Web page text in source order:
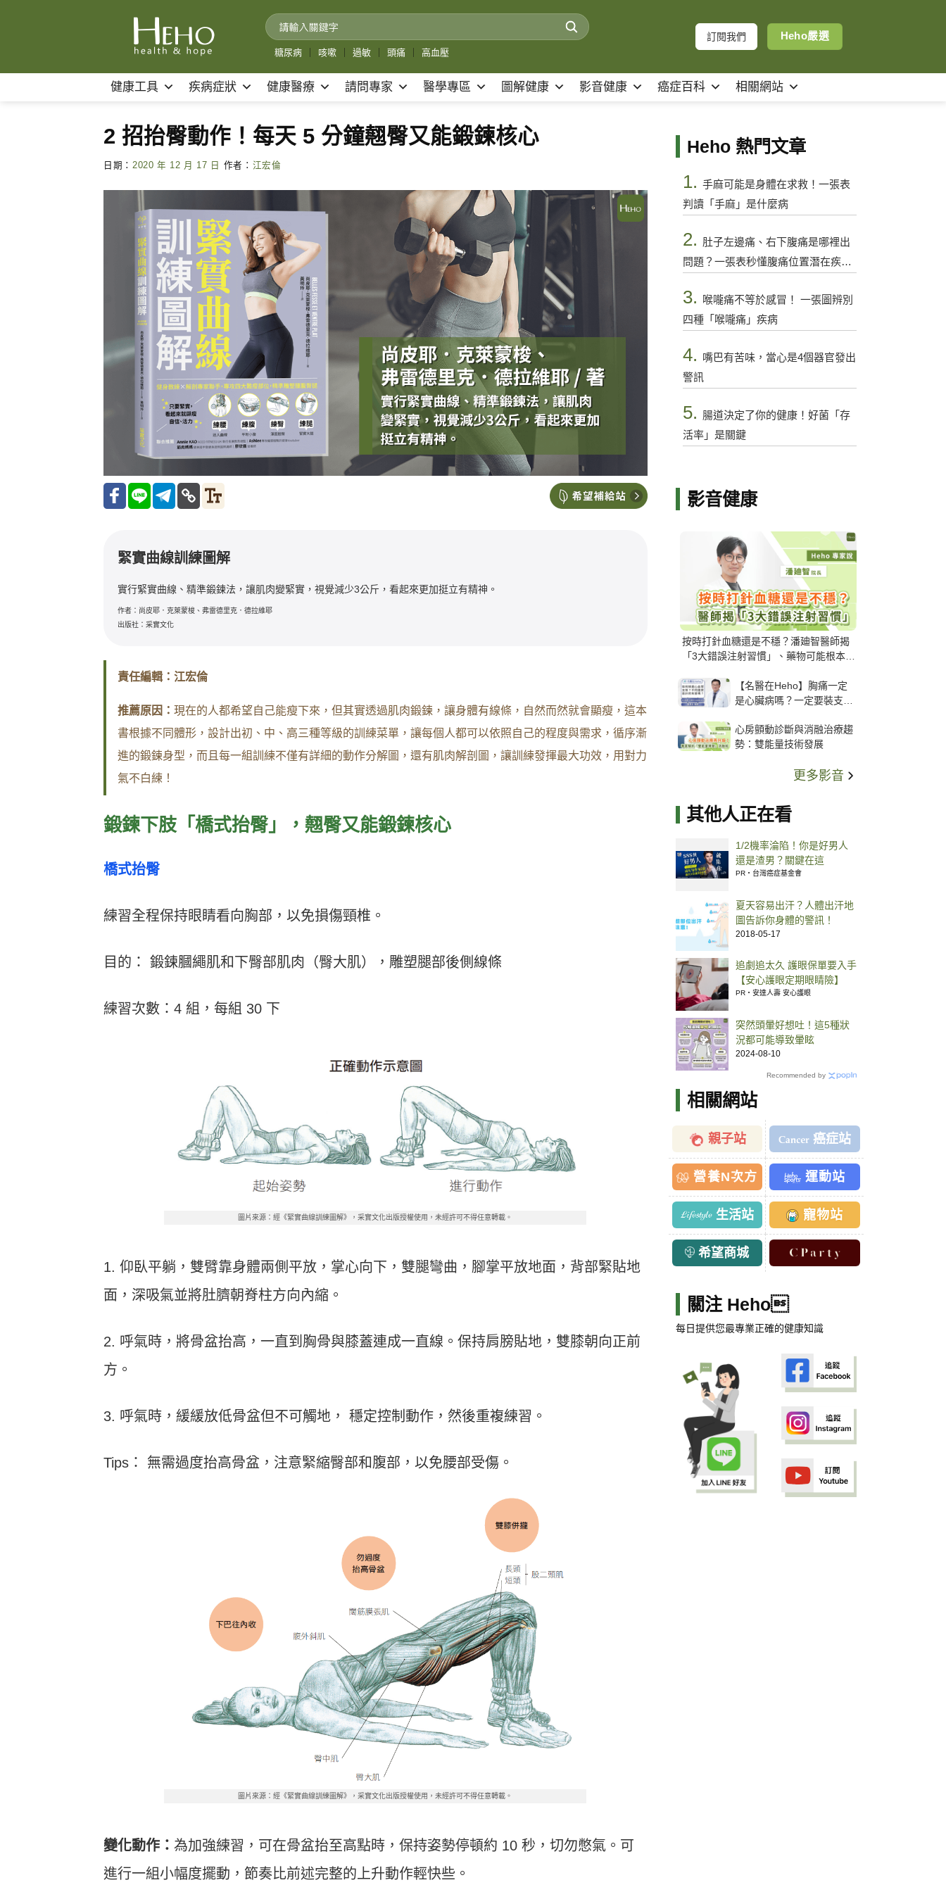
糖尿病 咳嗽 過敏 頭痛 高血壓
訂閱我們 Heho嚴選
健康工具 疾病症狀 健康醫療 請問專家 醫學專區 圖解健康 影音健康 癌症百科 相關網站
2 招抬臀動作！每天 5 分鐘翹臀又能鍛鍊核心
日期： 2020 年 12 月 17 日 作者： 江宏倫
緊實曲線訓練圖解
實行緊實曲線、精準鍛鍊法，讓肌肉變緊實，視覺減少3公斤，看起來更加挺立有精神。
作者：尚皮耶．克萊蒙梭、弗雷德里克．德拉維耶
出版社：采實文化
責任編輯：江宏倫
推薦原因： 現在的人都希望自己能瘦下來，但其實透過肌肉鍛鍊，讓身體有線條，自然而然就會顯瘦，這本
書根據不同體形，設計出初、中、高三種等級的訓練菜單，讓每個人都可以依照自己的程度與需求，循序漸
進的鍛鍊身型，而且每一組訓練不僅有詳細的動作分解圖，還有肌肉解剖圖，讓訓練發揮最大功效，用對力
氣不白練！
鍛鍊下肢「橋式抬臀」，翹臀又能鍛鍊核心
橋式抬臀
練習全程保持眼睛看向胸部，以免損傷頸椎。
目的： 鍛鍊膕繩肌和下臀部肌肉（臀大肌），雕塑腿部後側線條
練習次數：4 組，每組 30 下
圖片來源：經《緊實曲線訓練圖解》，采實文化出版授權使用，未經許可不得任意轉載。
1. 仰臥平躺，雙臂靠身體兩側平放，掌心向下，雙腿彎曲，腳掌平放地面，背部緊貼地
面，深吸氣並將肚臍朝脊柱方向內縮。
2. 呼氣時，將骨盆抬高，一直到胸骨與膝蓋連成一直線。保持肩膀貼地，雙膝朝向正前
方。
3. 呼氣時，緩緩放低骨盆但不可觸地， 穩定控制動作，然後重複練習。
Tips： 無需過度抬高骨盆，注意緊縮臀部和腹部，以免腰部受傷。
圖片來源：經《緊實曲線訓練圖解》，采實文化出版授權使用，未經許可不得任意轉載。
變化動作： 為加強練習，可在骨盆抬至高點時，保持姿勢停頓約 10 秒，切勿憋氣。可
進行一組小幅度擺動，節奏比前述完整的上升動作輕快些。
Heho 熱門文章
1. 手麻可能是身體在求救！一張表
判讀「手麻」是什麼病
2. 肚子左邊痛、右下腹痛是哪裡出
問題？一張表秒懂腹痛位置潛在疾病
3.
喉嚨痛不等於感冒！ 一張圖辨別
四種「喉嚨痛」疾病
4. 嘴巴有苦味，當心是4個器官發出
警訊
5. 腸道決定了你的健康！好菌「存
活率」是關鍵
影音健康
按時打針血糖還是不穩？潘廸智醫師揭
「3大錯誤注射習慣」、藥物可能根本沒
【名醫在Heho】胸痛一定
是心臟病嗎？一定要裝支
解析支架種類、風險與選擇
關鍵
心房顫動診斷與消融治療趨
勢：雙能量技術發展
更多影音
其他人正在看
1/2機率淪陷！你是好男人
還是渣男？關鍵在這
PR・台灣癌症基金會
夏天容易出汗？人體出汗地
圖告訴你身體的警訊！
2018-05-17
追劇追太久 護眼保單要入手
【安心護眼定期眼睛險】
PR・安達人壽 安心護眼
突然頭暈好想吐！這5種狀
況都可能導致暈眩
2024-08-10
Recommended by
相關網站
親子站 癌症站
營養N次方 運動站
生活站 寵物站
希望商城
關注 Heho
每日提供您最專業正確的健康知識